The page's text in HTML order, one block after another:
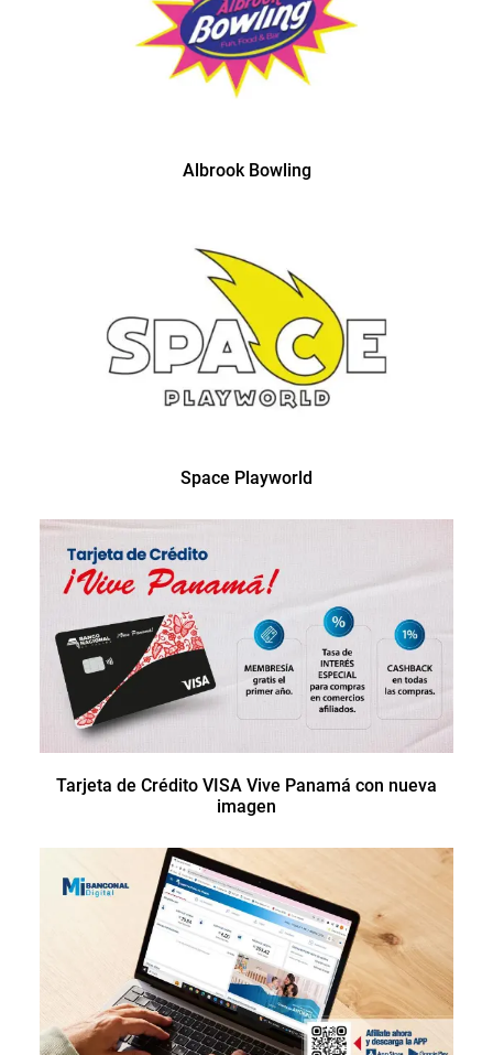
Albrook Bowling
Space Playworld
Tarjeta de Crédito VISA Vive Panamá con nueva
imagen